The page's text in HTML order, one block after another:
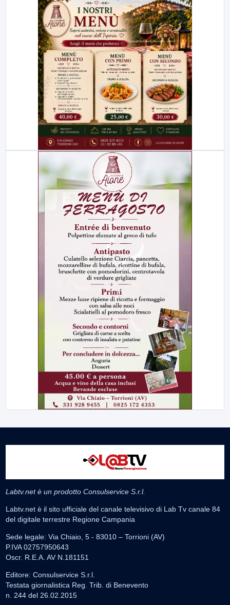
Labtv.net è un prodotto Consulservice S.r.l.
Labtv.net è il sito ufficiale del canale televisivo di Lab Tv canale 84
del digitale terrestre Regione Campania
Sede legale: Via Chiaio, 5 - 83010 – Torrioni (AV)
P.IVA 02757950643
Oscr. R.E.A. AV N.181151
Editore: Consulservice S.r.l.
Testata giornalistica Reg. Trib. di Benevento
n. 244 del 26.02.2015